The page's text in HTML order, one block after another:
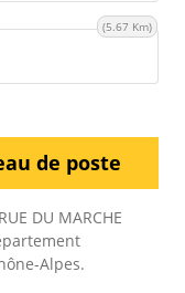
(5.67 Km)
de poste
DU MARCHE
Alpes.